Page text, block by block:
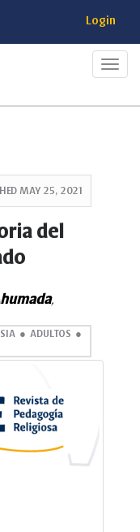
Login
MAY 25, 2021
del
,
ADULTOS